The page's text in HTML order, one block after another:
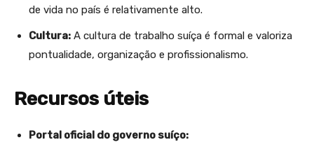
de vida no país é relativamente alto.
Cultura: A cultura de trabalho suíça é formal e valoriza
pontualidade, organização e profissionalismo.
Recursos úteis
Portal oficial do governo suíço: